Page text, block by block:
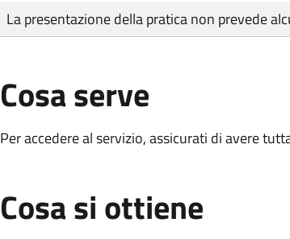
Tipo di pagamento
Importo
La presentazione della pratica non prevede
Cosa serve
Per accedere al servizio, assicurati di avere
Cosa si ottiene